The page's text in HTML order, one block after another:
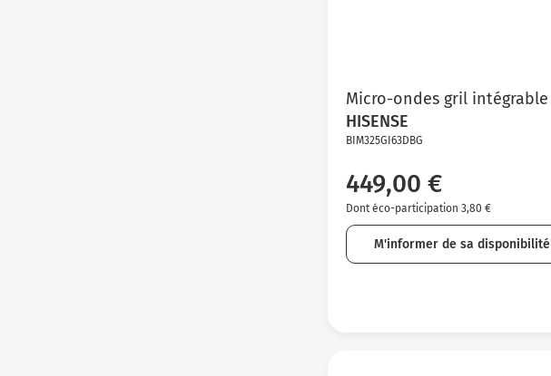
Micro-ondes gril intégrable
HISENSE
BIM325GI63DBG
449,00 €
Dont éco-participation 3,80 €
M'informer de sa disponibilité